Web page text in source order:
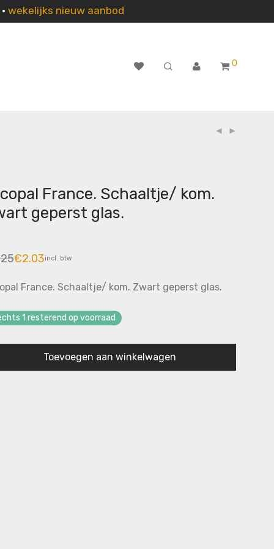
• wekelijks nieuw aanbod
0
France. Schaaltje/ kom.
geperst glas.
€2.03incl. btw
France. Schaaltje/ kom. Zwart geperst glas.
1 resterend op voorraad
Toevoegen aan winkelwagen